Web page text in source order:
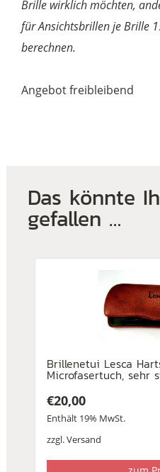
Brille wirklich möchten,
für Ansichtsbrillen je Brille
berechnen.
Angebot freibleibend
Das könnte
gefallen …
Brillenetui Lesca
Microfasertuch, sehr
€20,00
Enthält 19% MwSt.
zzgl.Versand